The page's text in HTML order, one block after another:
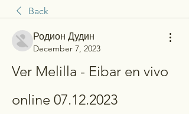
Back
Родион Дудин
December 7, 2023
Ver Melilla - Eibar en vivo
online 07.12.2023